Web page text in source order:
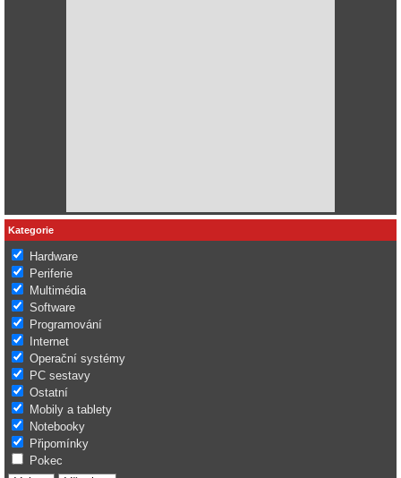
Kategorie
Hardware
Periferie
Multimédia
Software
Programování
Internet
Operační systémy
PC sestavy
Ostatní
Mobily a tablety
Notebooky
Připomínky
Pokec